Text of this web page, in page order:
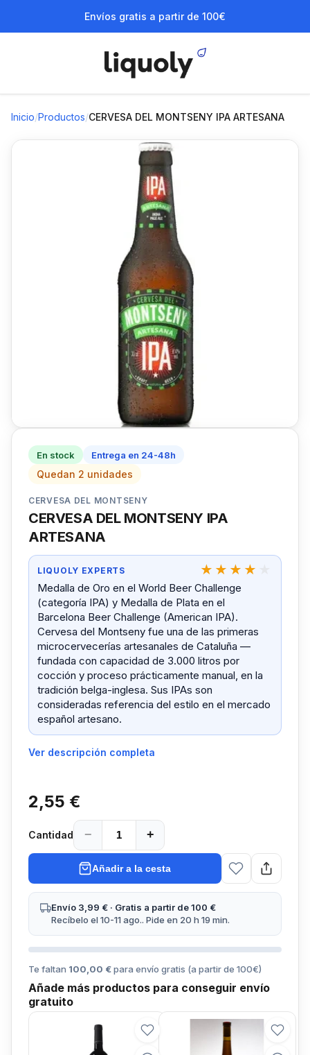
Envíos gratis a partir de 100€
Inicio/Productos/CERVESA DEL MONTSENY IPA ARTESANA
En stock Entrega en 24-48h
Quedan 2 unidades
CERVESA DEL MONTSENY
CERVESA DEL MONTSENY IPA
ARTESANA
LIQUOLY EXPERTS
Medalla de Oro en el World Beer Challenge
(categoría IPA) y Medalla de Plata en el
Barcelona Beer Challenge (American IPA).
Cervesa del Montseny fue una de las primeras
microcervecerías artesanales de Cataluña —
fundada con capacidad de 3.000 litros por
cocción y proceso prácticamente manual, en la
tradición belga-inglesa. Sus IPAs son
consideradas referencia del estilo en el mercado
español artesano.
Ver descripción completa
2,55 €
Cantidad − +
Añadir a la cesta
Envío 3,99 € · Gratis a partir de 100 €
Recíbelo el 10-11 ago.. Pide en 20 h 19 min.
Te faltan 100,00 €para envío gratis (a partir de 100€)
Añade más productos para conseguir envío
gratuito